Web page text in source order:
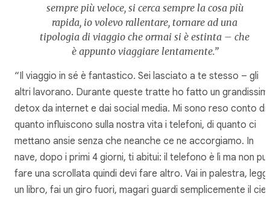
sempre più veloce, si cerca sempre la cosa più
rapida, io volevo rallentare, tornare ad una
tipologia di viaggio che ormai si è estinta – che
è appunto viaggiare lentamente.”
“Il viaggio in sé è fantastico. Sei lasciato a te stesso – gli
altri lavorano. Durante queste tratte ho fatto un
detox da internet e dai social media. Mi sono reso conto di
quanto influiscono sulla nostra vita i telefoni, di quanto ci
mettano ansie senza che neanche ce ne accorgiamo. In
nave, dopo i primi 4 giorni, ti abitui: il telefono è lì ma non
fare una scrollata quindi devi fare altro. Vai in palestra, leggi
un libro, fai un giro fuori, magari guardi semplicemente il